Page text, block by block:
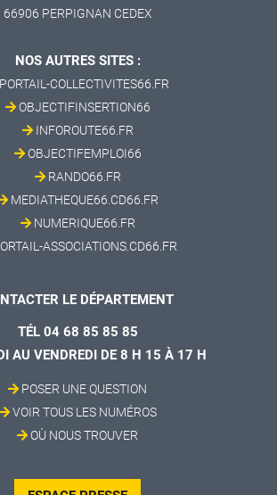
66906 PERPIGNAN CEDEX
NOS AUTRES SITES :
PORTAIL-COLLECTIVITES66.FR
OBJECTIFINSERTION66
INFOROUTE66.FR
OBJECTIFEMPLOI66
RANDO66.FR
MEDIATHEQUE66.CD66.FR
NUMERIQUE66.FR
ASSOCIATIONS.CD66.FR
LE DÉPARTEMENT
TÉL 04 68 85 85 85
AU VENDREDI DE 8 H 15 À 17 H
POSER UNE QUESTION
VOIR TOUS LES NUMÉROS
OÙ NOUS TROUVER